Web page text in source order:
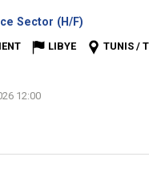
Sector (H/F)
LIBYE
TUNIS /
12:00